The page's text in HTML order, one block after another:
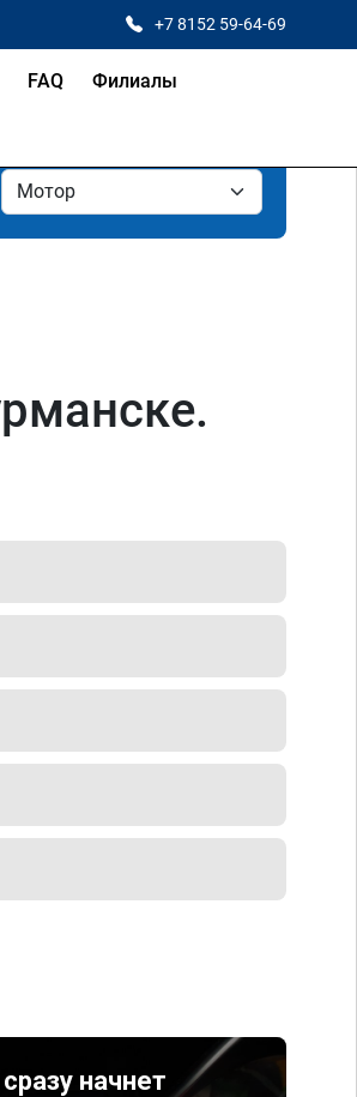
+7 8152 59-64-69
FAQ Филиалы
начнет